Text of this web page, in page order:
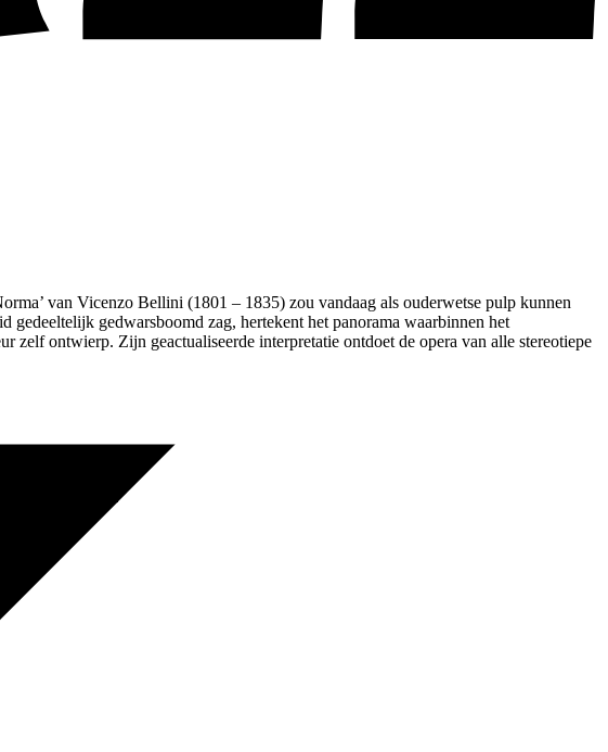
van Vicenzo Bellini (1801 – 1835) zou vandaag als ouderwetse pulp kunnen
gedwarsboomd zag, hertekent het panorama waarbinnen het
zelf ontwierp. Zijn geactualiseerde interpretatie ontdoet de opera van alle stereotiepe